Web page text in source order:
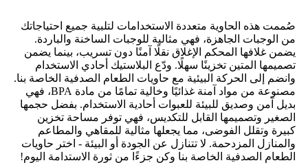
صُممت هذه الحاوية متعددة الاستخدامات لتلبية جميع احتياجاتك
من الوجبات الجاهزة، فهي مثالية للوجبات الساخنة والباردة.
يضمن غلافها المحكم الإغلاق نقلًا آمنًا دون تسريب، بينما يضمن
تصميمها المتين تخزينًا سهلًا. ودّع البلاستيك أحادي الاستخدام
وانضم إلى الحركة البيئية مع حاويات الطعام الصدفية الخاصة بنا.
مصنوعة من مواد آمنة غذائيًا وخالية تمامًا من مادة BPA، فهي
بديل آمن وصديق للبيئة للعبوات أحادية الاستخدام. بفضل حجمها
الصغير وتصميمها القابل للتكديس، فهي توفر مساحة تخزين
كبيرة وتقلل الفوضى، مما يجعلها مثالية للمقاهي والمطاعم
والمنازل المزدحمة. لا تتنازل عن الجودة أو البيئة - اختر حاويات
الطعام الصدفية الخاصة بنا وكن جزءًا من ثورة الاستدامة اليوم!